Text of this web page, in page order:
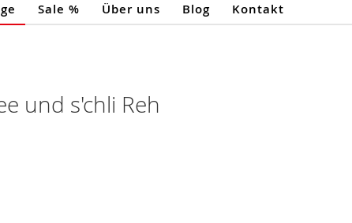
Sale % Über uns Blog Kontakt
und s'chli Reh